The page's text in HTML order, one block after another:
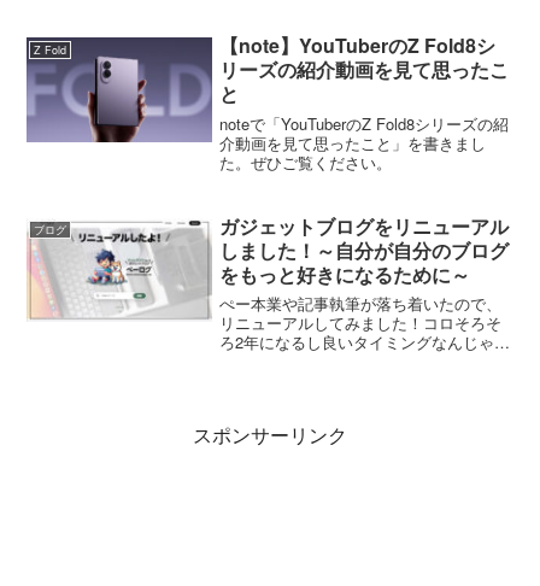
ットのサイズって種類多すぎ…結局どれ
買えばいいの？ぺー何を...
Z Fold
【note】YouTuberのZ Fold8シ
リーズの紹介動画を見て思ったこ
と
noteで「YouTuberのZ Fold8シリーズの紹
介動画を見て思ったこと」を書きまし
た。ぜひご覧ください。
ブログ
ガジェットブログをリニューアル
しました！～自分が自分のブログ
をもっと好きになるために～
ぺー本業や記事執筆が落ち着いたので、
リニューアルしてみました！コロそろそ
ろ2年になるし良いタイミングなんじゃな
スポンサーリンク